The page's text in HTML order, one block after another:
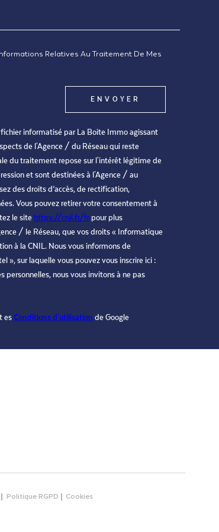
Relatives Au Traitement De Mes
ENVOYER
informatisé par La Boite Immo agissant
de l'Agence / du Réseau qui reste
du traitement repose sur l'intérêt légitime de
et sont destinées à l'Agence / au
des droits d’accès, de rectification,
Vous pouvez retirer votre consentement à
le site https://cnil.fr/fr pour plus
/ le Réseau, que vos droits « Informatique
à la CNIL. Nous vous informons de
», sur laquelle vous pouvez vous inscrire ici :
personnelles, nous vous invitons à ne pas
esConditions d'utilisation de Google
Politique RGPD Cookies